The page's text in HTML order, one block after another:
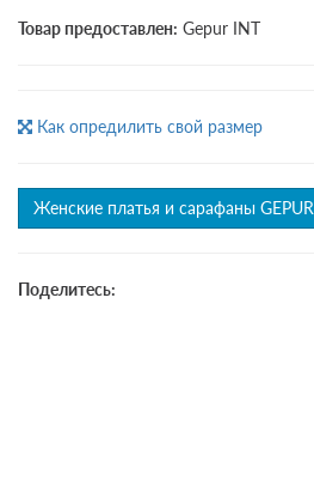
Товар предоставлен: Gepur INT
Как опредилить свой размер
Женские платья и сарафаны GEPUR
Поделитесь: